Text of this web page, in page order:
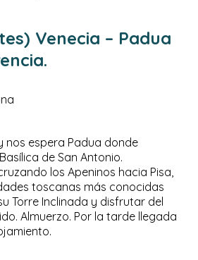
Venecia – Padua
nos espera Padua donde
de San Antonio.
los Apeninos hacia Pisa,
toscanas más conocidas
Torre Inclinada y disfrutar del
Almuerzo. Por la tarde llegada